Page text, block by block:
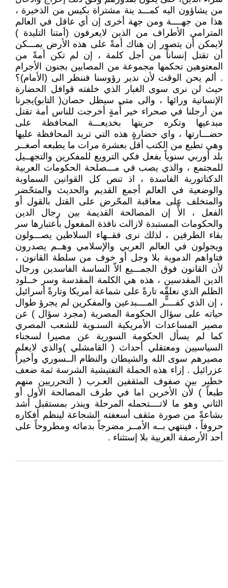
من يشاؤون اليه كمـــد ينة مشتراة بكيس من الذخيرة ،
هذا من جهــــة ومن جهة أخرى إن أي عاقل في العالم
المترامي الأطراف من الذين لايعرفون (أمتنا التليدة )
لايمكن أن يتصور إن هناك أمةً على هذه الأرض يمـــكن
أن تقتل إنساناً من أجل كلمة ، إن لم تكن أمةً من
المعتوهين تحكمها مجموعة من المصابين بجنون الأجرام
. ألم يحن الوقت لأن ندير رؤوسنا فننظر الى (الأمام)؟
حيث لن نرى سوى الغبار الذي خلفته قوافل الحضارة
الإنسانية ورائها ، والى متى سيظل حصان( التابو)يجرنا
من أرجلنا في صحراء خير أُمةٍ أخرجت للناس أمة تقتل
مبدعيها وتكره حريتها بخديعـــة المحافظة على
حضـــارتها ، واي حضارةٍ هذه التي تريد المحافظة عليها
وهي تطبع من الكتب أقل بعشرة مرات ما يطبعه أصغــر
بلد أوربي سنوياً بفعل فكي الترويع للمفكرين والتجهــيل
للمجتمع ، والذي يصب في مـــصلحة الحكومات العربية
الدكتاتورية الفاسدة ، اذ تنص كل القوانين السماوية
والوضعية في العالم أجمع القديم والحديث والمتحّضر
والمتخلف على معاقبة المحّرض على القتل بالقول أو
الفعل ، الأّ إن المصالحة القديمة بين رجال الدين
والحكومات المستبدة لازالت نافذة المفعول بأعتبارها سر
بقاء الطرفين ، لذلك نرى فقــهاء السلاطين يصـــولون
ويجولون في العالم العربي والإسلامي وهــم يصدرون
فتاواهم الدموية بلا وجل أو خوف من سلطة القانون ،
لأن القانون فوق الجمـــيع الاّ الساسة الفاسدين ورجال
الدين المقدسين ، هذه هي الكلمة المقدسة وسر خــلود
الظلم الذي نعلقّه تارةً على شماعة أمريكا وتارةً أسرائيل
، إن الذي كفــــّّر المــــبدعين والمفكرين لم يجرؤ طوال
حياته على سؤال الحكومة المصرية (مجرد سؤال ) عن
مصير المساعدات الأمريكية السنـوية للشعب المصري
كما لم يسأل الحكومة السورية عن مصيرا لسجناء
السياسيين ومعتقلي أحداث ( القامشلي )والذي لايعلم
مصيرهم سوى الله والشيطان والنظام الــسوري وأخيراً
عزرائيل . إزاء هذه الحملة التفتيشية الشرسة ثمة ضعف
خطير بين صفوف المثقفين العـرب ( التحرريين منهم
طبعاً ) لأن الأخرين اما في طرف المصالحة الأول أو
الثاني وهو ما لاتــــتحمله المرحلة وينذر بمستقبل أشد
بشاعةً من صورة مثقف أسعفته الشجاعة لينظم أفكاره
حروفاً ، فينتهي بــه الأمــر مضرجاً بدمائه ومطروحاً على
أحد الأرصفة العربية بلا إستثناء .